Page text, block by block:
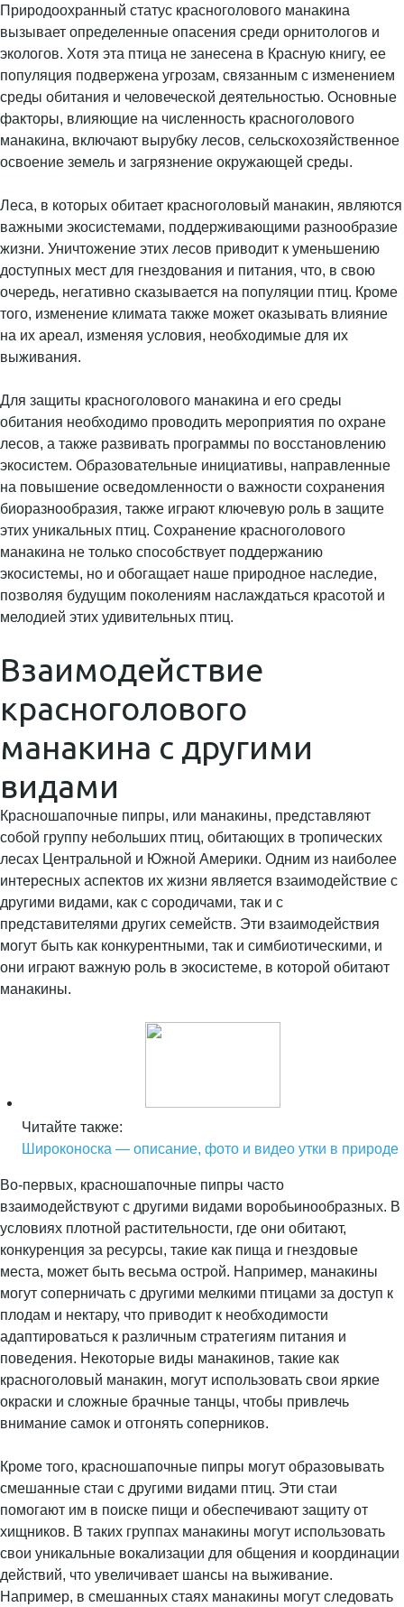
Природоохранный статус красноголового манакина
вызывает определенные опасения среди орнитологов и
экологов. Хотя эта птица не занесена в Красную книгу, ее
популяция подвержена угрозам, связанным с изменением
среды обитания и человеческой деятельностью. Основные
факторы, влияющие на численность красноголового
манакина, включают вырубку лесов, сельскохозяйственное
освоение земель и загрязнение окружающей среды.
Леса, в которых обитает красноголовый манакин, являются
важными экосистемами, поддерживающими разнообразие
жизни. Уничтожение этих лесов приводит к уменьшению
доступных мест для гнездования и питания, что, в свою
очередь, негативно сказывается на популяции птиц. Кроме
того, изменение климата также может оказывать влияние
на их ареал, изменяя условия, необходимые для их
выживания.
Для защиты красноголового манакина и его среды
обитания необходимо проводить мероприятия по охране
лесов, а также развивать программы по восстановлению
экосистем. Образовательные инициативы, направленные
на повышение осведомленности о важности сохранения
биоразнообразия, также играют ключевую роль в защите
этих уникальных птиц. Сохранение красноголового
манакина не только способствует поддержанию
экосистемы, но и обогащает наше природное наследие,
позволяя будущим поколениям наслаждаться красотой и
мелодией этих удивительных птиц.
Взаимодействие
красноголового
манакина с другими
видами
Красношапочные пипры, или манакины, представляют
собой группу небольших птиц, обитающих в тропических
лесах Центральной и Южной Америки. Одним из наиболее
интересных аспектов их жизни является взаимодействие с
другими видами, как с сородичами, так и с
представителями других семейств. Эти взаимодействия
могут быть как конкурентными, так и симбиотическими, и
они играют важную роль в экосистеме, в которой обитают
манакины.
Читайте также:
Широконоска — описание, фото и видео утки в природе
Во-первых, красношапочные пипры часто
взаимодействуют с другими видами воробьинообразных. В
условиях плотной растительности, где они обитают,
конкуренция за ресурсы, такие как пища и гнездовые
места, может быть весьма острой. Например, манакины
могут соперничать с другими мелкими птицами за доступ к
плодам и нектару, что приводит к необходимости
адаптироваться к различным стратегиям питания и
поведения. Некоторые виды манакинов, такие как
красноголовый манакин, могут использовать свои яркие
окраски и сложные брачные танцы, чтобы привлечь
внимание самок и отгонять соперников.
Кроме того, красношапочные пипры могут образовывать
смешанные стаи с другими видами птиц. Эти стаи
помогают им в поиске пищи и обеспечивают защиту от
хищников. В таких группах манакины могут использовать
свои уникальные вокализации для общения и координации
действий, что увеличивает шансы на выживание.
Например, в смешанных стаях манакины могут следовать